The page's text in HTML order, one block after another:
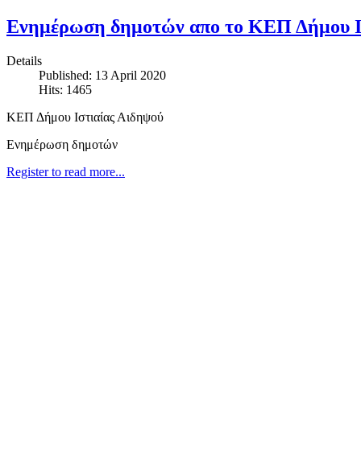
Ενημέρωση δημοτών απο το ΚΕΠ Δήμου
Details
Published: 13 April 2020
Hits: 1465
ΚΕΠ Δήμου Ιστιαίας Αιδηψού
Ενημέρωση δημοτών
Register to read more...